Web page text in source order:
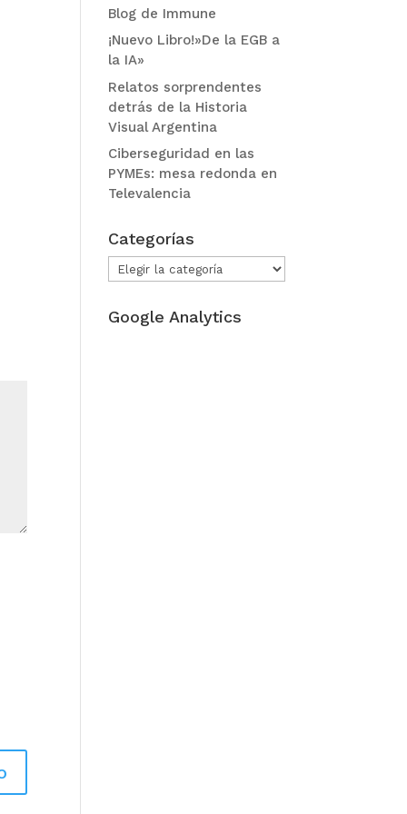
Blog de Immune
¡Nuevo Libro!»De la EGB a
la IA»
Relatos sorprendentes
detrás de la Historia
Visual Argentina
Ciberseguridad en las
PYMEs: mesa redonda en
Televalencia
Categorías
Categorías
Google Analytics